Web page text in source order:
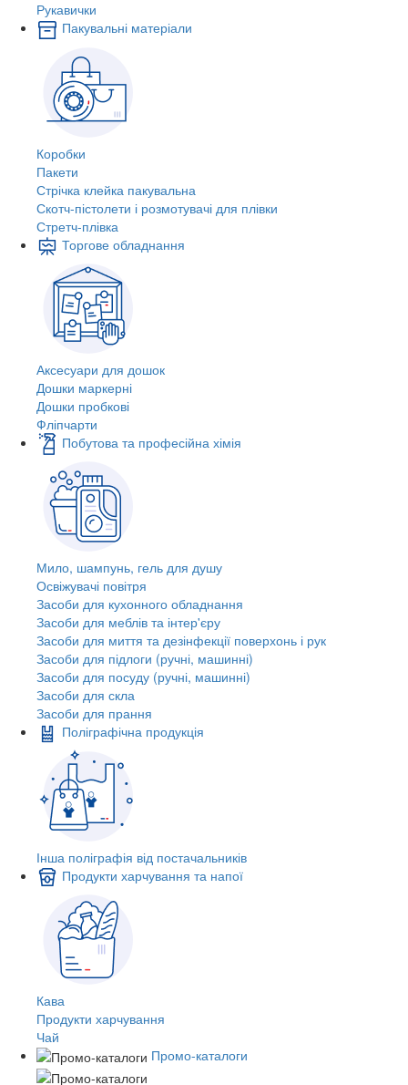
Рукавички
Пакувальні матеріали
Коробки
Пакети
Стрічка клейка пакувальна
Скотч-пістолети і розмотувачі для плівки
Стретч-плівка
Торгове обладнання
Аксесуари для дошок
Дошки маркерні
Дошки пробкові
Фліпчарти
Побутова та професійна хімія
Мило, шампунь, гель для душу
Освіжувачі повітря
Засоби для кухонного обладнання
Засоби для меблів та інтер'єру
Засоби для миття та дезінфекції поверхонь і рук
Засоби для підлоги (ручні, машинні)
Засоби для посуду (ручні, машинні)
Засоби для скла
Засоби для прання
Поліграфічна продукція
Інша поліграфія від постачальників
Продукти харчування та напої
Кава
Продукти харчування
Чай
Промо-каталоги